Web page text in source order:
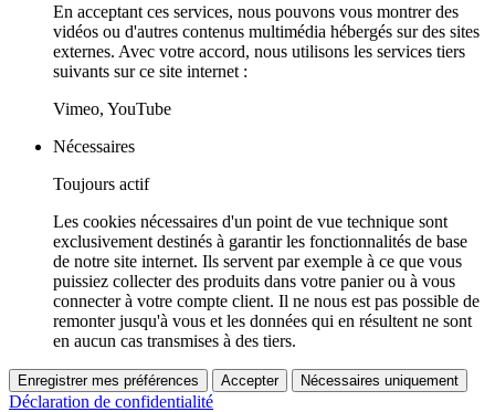
En acceptant ces services, nous pouvons vous montrer des
vidéos ou d'autres contenus multimédia hébergés sur des sites
externes. Avec votre accord, nous utilisons les services tiers
suivants sur ce site internet :
Vimeo, YouTube
Nécessaires
Toujours actif
Les cookies nécessaires d'un point de vue technique sont
exclusivement destinés à garantir les fonctionnalités de base
de notre site internet. Ils servent par exemple à ce que vous
puissiez collecter des produits dans votre panier ou à vous
connecter à votre compte client. Il ne nous est pas possible de
remonter jusqu'à vous et les données qui en résultent ne sont
en aucun cas transmises à des tiers.
Enregistrer mes préférences Accepter Nécessaires uniquement
Déclaration de confidentialité